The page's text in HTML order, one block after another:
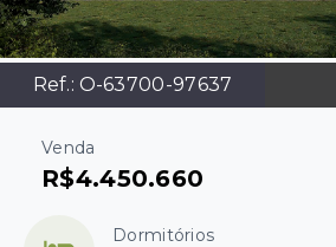
Ref.: O-63700-97637
Venda
R$4.450.660
Dormitórios